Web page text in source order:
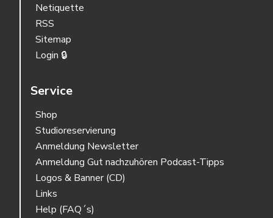
Netiquette
RSS
Sitemap
Login 🔒
Service
Shop
Studioreservierung
Anmeldung Newsletter
Anmeldung Gut nachzuhören Podcast-Tipps
Logos & Banner (CD)
Links
Help (FAQ´s)